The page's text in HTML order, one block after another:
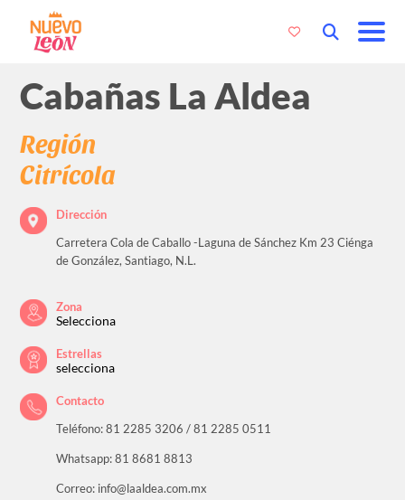
Cabañas La Aldea
Región
Citrícola
Dirección
Carretera Cola de Caballo -Laguna de Sánchez Km 23 Ciénga
de González, Santiago, N.L.
Zona
Selecciona
Estrellas
selecciona
Contacto
Teléfono: 81 2285 3206 / 81 2285 0511
Whatsapp: 81 8681 8813
Correo: info@laaldea.com.mx